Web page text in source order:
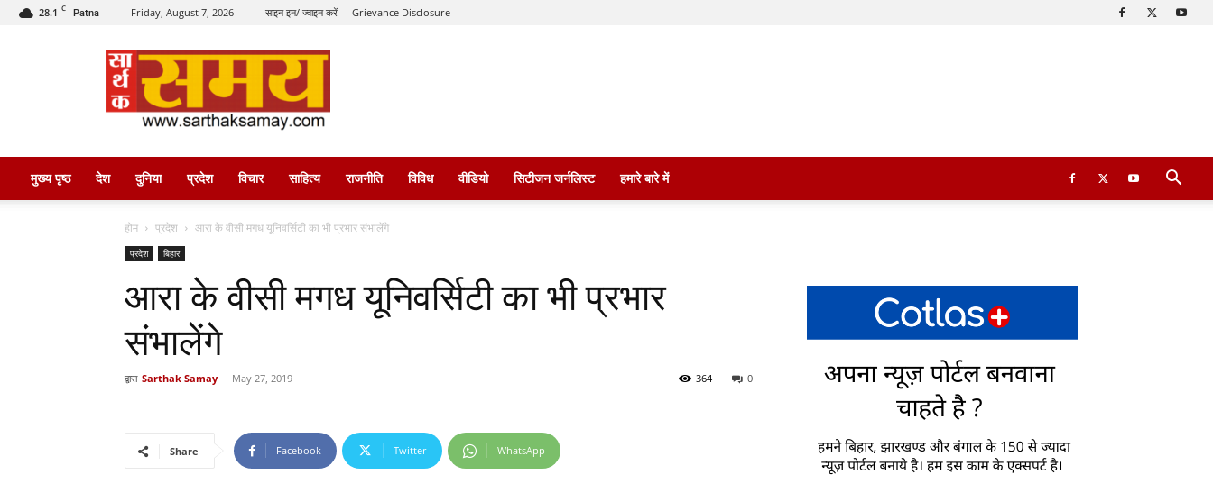
28.1 C Patna Friday, August 7, 2026 साइन इन/ ज्वाइन करें Grievance Disclosure
सार्थक
समय
मुख्य पृष्ठ देश दुनिया प्रदेश विचार साहित्य राजनीति विविध वीडियो सिटीजन जर्नलिस्ट हमारे बारे में
होम प्रदेश आरा के वीसी मगध यूनिवर्सिटी का भी प्रभार संभालेंगे
प्रदेश बिहार
आरा के वीसी मगध यूनिवर्सिटी का भी प्रभार
संभालेंगे
द्वारा Sarthak Samay - May 27, 2019 0
364
Share Facebook Twitter WhatsApp